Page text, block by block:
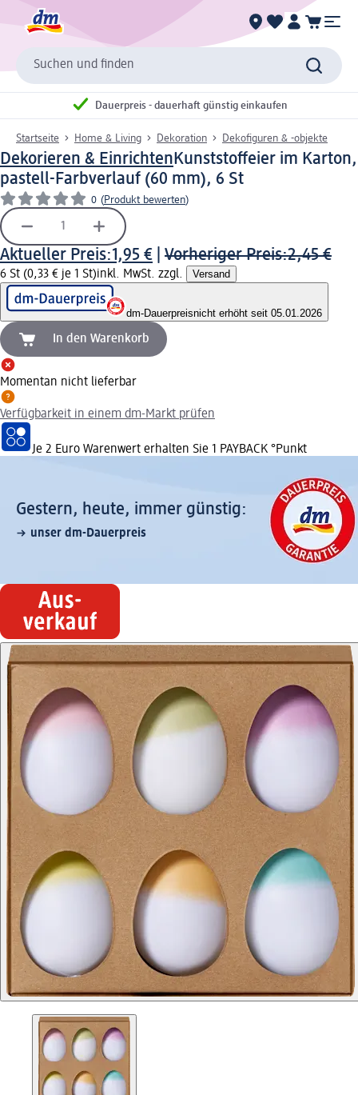
Suchen und finden
Dauerpreis - dauerhaft günstig einkaufen
Startseite Home & Living Dekoration Dekofiguren & -objekte
Dekorieren & Einrichten Kunststoffeier im Karton,
pastell-Farbverlauf (60 mm), 6 St
0 (Produkt bewerten)
Aktueller Preis:1,95 € Vorheriger Preis:2,45 €
6 St (0,33 € je 1 St)inkl. MwSt. zzgl. Versand
dm-Dauerpreisnicht erhöht seit 05.01.2026
In den Warenkorb
Momentan nicht lieferbar
Verfügbarkeit in einem dm-Markt prüfen
Je 2 Euro Warenwert erhalten Sie 1 PAYBACK °Punkt
Gestern, heute, immer günstig:
unser dm-Dauerpreis